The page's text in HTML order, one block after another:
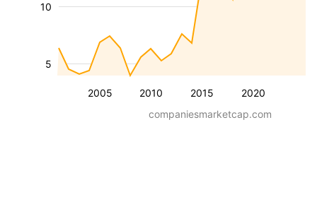
2005 2010 2015 2020
5
10
companiesmarketcap.com